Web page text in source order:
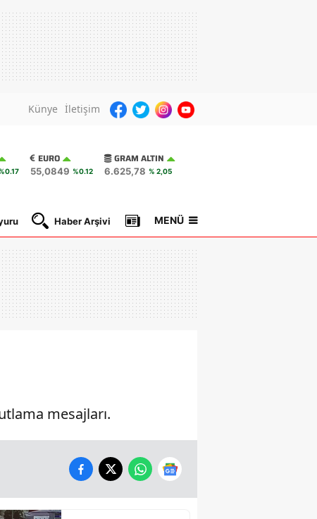
Künye İletişim
EURO
55,0849 %0.12
GRAM ALTIN
6.625,78 % 2,05
Haber Arşivi Gazete Manşetleri
MENÜ
mesajları.